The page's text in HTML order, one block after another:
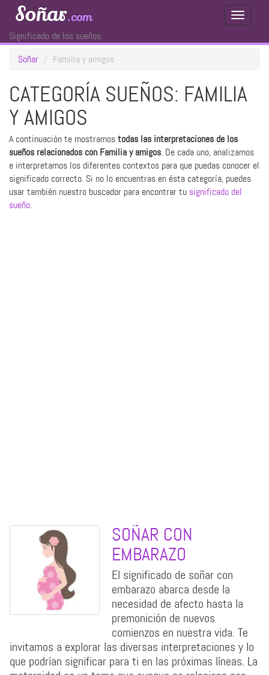
Toggle
Soñar.com
Significado de los sueños
Soñar
Familia y amigos
CATEGORÍA SUEÑOS: FAMILIA
Y AMIGOS
A continuación te mostramostodas las interpretaciones de los
sueños relacionados con Familia y amigos. De cada uno, analizamos
e interpretamos los diferentes contextos para que puedas conocer el
significado correcto. Si no lo encuentras en ésta categoría, puedes
usar también nuestro buscador para encontrar tu significado del
sueño.
SOÑAR CON
EMBARAZO
El significado de soñar con
embarazo abarca desde la
necesidad de afecto hasta la
premonición de nuevos
comienzos en nuestra vida. Te
invitamos a explorar las diversas interpretaciones y lo
que podrían significar para ti en las próximas líneas. La